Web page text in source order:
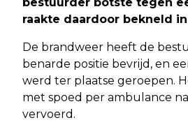
raakte daardoor bekneld
De brandweer heeft de
benarde positie bevrijd, en
werd ter plaatse geroepen.
met spoed per ambulance
vervoerd.